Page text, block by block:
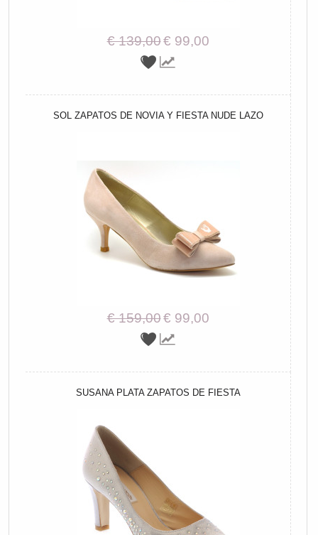
€ 139,00€ 99,00
SOL ZAPATOS DE NOVIA Y FIESTA NUDE LAZO
€ 159,00€ 99,00
SUSANA PLATA ZAPATOS DE FIESTA